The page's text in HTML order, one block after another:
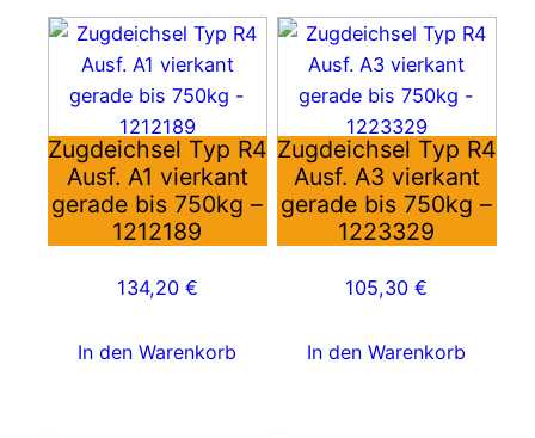
Zugdeichsel Typ R4
Ausf. A1 vierkant
gerade bis 750kg –
1212189
134,20 €
In den Warenkorb
Zugdeichsel Typ R4
Ausf. A3 vierkant
gerade bis 750kg –
1223329
105,30€
In den Warenkorb